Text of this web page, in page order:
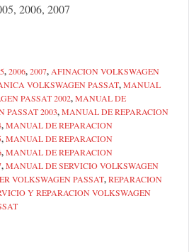
2006, 2007
,2006,2007, AFINACION VOLKSWAGEN
VOLKSWAGEN PASSAT,MANUAL
PASSAT 2002,MANUAL DE
PASSAT 2003,MANUAL DE REPARACION
,MANUAL DE REPARACION
,MANUAL DE REPARACION
,MANUAL DE REPARACION
,MANUAL DE SERVICIO VOLKSWAGEN
VOLKSWAGEN PASSAT,REPARACION
Y REPARACION VOLKSWAGEN